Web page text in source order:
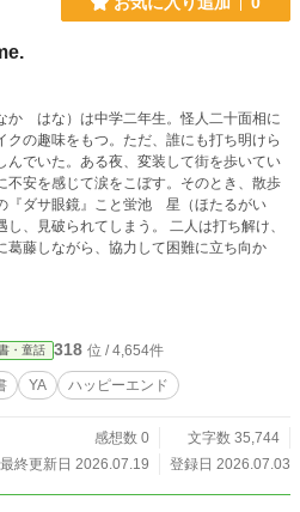
はな）は中学二年生。怪人二十面相に
クの趣味をもつ。ただ、誰にも打ち明けら
んでいた。ある夜、変装して街を歩いてい
不安を感じて涙をこぼす。そのとき、散歩
『ダサ眼鏡』こと蛍池 星（ほたるがい
、見破られてしまう。 二人は打ち解け、
葛藤しながら、協力して困難に立ち向か
・童話 318 位 / 4,654件
YA ハッピーエンド
感想数 0
文字数 35,744
最終更新日 2026.07.19
登録日 2026.07.03